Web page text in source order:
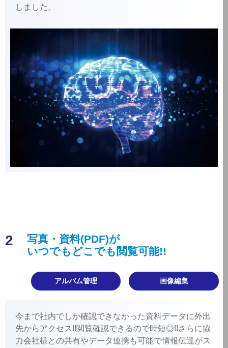
しました。
2
写真・資料(PDF)が
いつでもどこでも閲覧可能!!
アルバム管理 画像編集
今まで社内でしか確認できなかった資料データに外出
先からアクセス!!閲覧確認できるので時短◎!!さらに協
力会社様との共有やデータ連携も可能で情報伝達がス